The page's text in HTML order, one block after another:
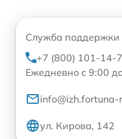
Служба поддержки
+7 (800) 101-14-
Ежедневно с 9:00
ул. Кирова, 142